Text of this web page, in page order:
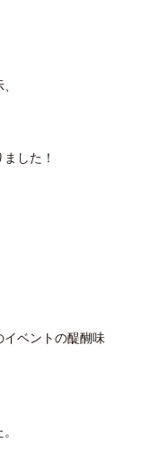
した！
イベントの醍醐味